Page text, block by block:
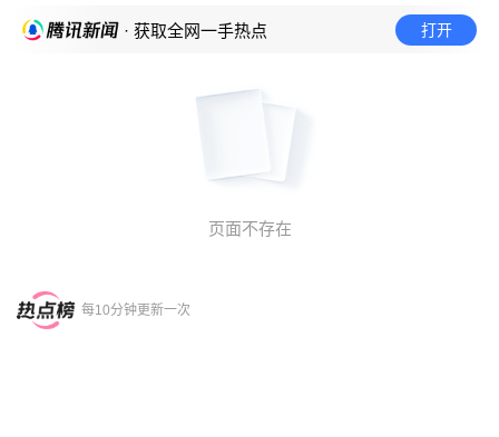
· 获取全网一手热点 打开
页面不存在
每10分钟更新一次